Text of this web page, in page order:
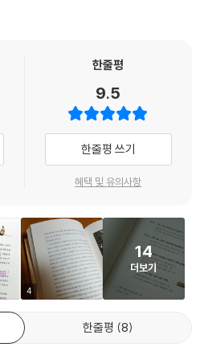
수 있겠구나.”
지 권리와 거기에 포함된 여러 가지 권리
데 맨 마지막에 뭐라고 했는지 알아? 헌
와 권리는 헌법에 열거되지 아니한 이유
을 만들면서 생각할 수 있는 것들을 다 적
민을 위해 필요하다면 헌법이나 마찬가
을 위해서? 바로 인간의 존엄과 가치를
적이니까.”
풀린 거 같아. 인간은 참 많은 무서운 일
않았잖아. 교훈을 얻고 다시 그런 일을
니까. 맥킨지가 인간에 대해 이해하는데
또래라는 생각이 들어.”
복잡하다. 설명을 해주지 않아 이해가
쉽고 재미있게 썼다고 장담하니 궁금
한편으론 걱정도 되지만 아빠를 믿기
맙다.
한줄평
9.5
한줄평 쓰기
혜택 및 유의사항
4
14
더보기
한줄평 8